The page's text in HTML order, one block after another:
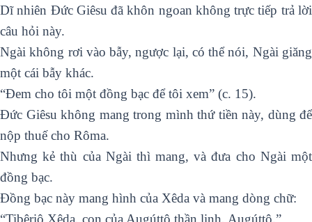
Dĩ nhiên Đức Giêsu đã khôn ngoan không trực tiếp trả lời
câu hỏi này.
Ngài không rơi vào bẫy, ngược lại, có thể nói, Ngài giăng
một cái bẫy khác.
“Đem cho tôi một đồng bạc để tôi xem” (c. 15).
Đức Giêsu không mang trong mình thứ tiền này, dùng để
nộp thuế cho Rôma.
Nhưng kẻ thù của Ngài thì mang, và đưa cho Ngài một
đồng bạc.
Đồng bạc này mang hình của Xêda và mang dòng chữ:
“Tibêriô Xêda, con của Augúttô thần linh, Augúttô.”